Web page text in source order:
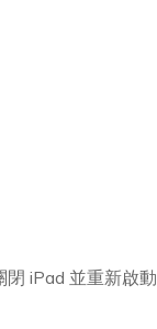
iPad 並重新啟動